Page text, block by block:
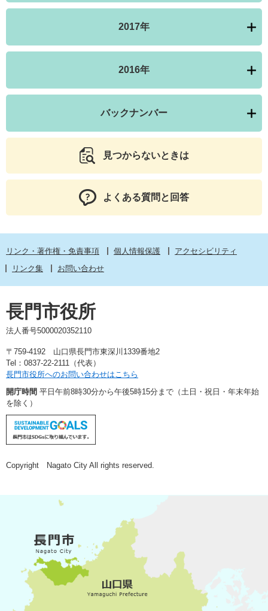
2017年
2016年
バックナンバー
見つからないときは
よくある質問と回答
リンク・著作権・免責事項 個人情報保護
アクセシビリティ
リンク集
お問い合わせ
長門市役所
法人番号5000020352110
〒759-4192 山口県長門市東深川1339番地2
Tel：0837-22-2111（代表）
長門市役所へのお問い合わせはこちら
開庁時間 平日午前8時30分から午後5時15分まで（土日・祝日・年末年始
を除く）
Copyright Nagato City All rights reserved.